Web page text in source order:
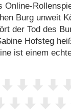
Online-
Burg unweit
der Tod des
Hofsteg
ist einem